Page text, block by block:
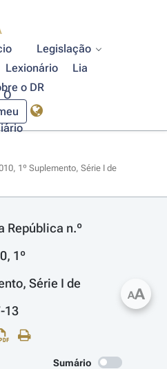
Legislação
Lexionário
Lia
o DR
O
1º Suplemento, Série I de
República n.º
1º
Série I de
13
Sumário
AA